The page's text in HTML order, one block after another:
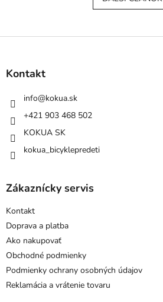
Z
Kontakt
info@kokua.sk
+421 903 468 502
KOKUA SK
kokua_bicyklepredeti
Zákaznícky servis
Kontakt
Doprava a platba
Ako nakupovať
Obchodné podmienky
Podmienky ochrany osobných údajov
Reklamácia a vrátenie tovaru